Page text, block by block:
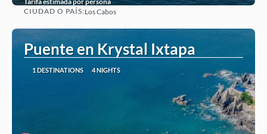
CIUDAD O PAÍS:Los Cabos
Puente en Krystal Ixtapa
1 DESTINATIONS 4 NIGHTS